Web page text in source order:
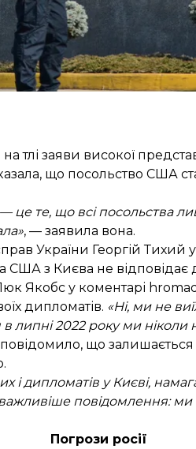
тлі заяви високої
що посольство США
це те, що всі посольства
, — заявила вона.
України Георгій Тихий
з Києва не відповідає
Якобс у коментарі
дипломатів. «Ні, ми не
липні 2022 року ми ніколи
що залишається
і дипломатів у Києві,
повідомлення: ми
Погрози росії